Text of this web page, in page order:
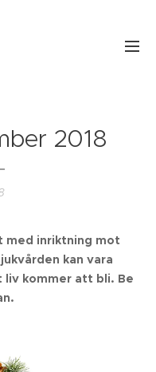
2018
med inriktning mot
kan vara
kommer att bli. Be